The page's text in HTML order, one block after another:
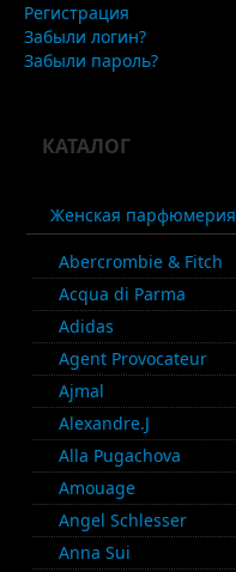
Регистрация
Забыли логин?
Забыли пароль?
КАТАЛОГ
Женская парфюмерия
Abercrombie & Fitch
Acqua di Parma
Adidas
Agent Provocateur
Ajmal
Alexandre.J
Alla Pugachova
Amouage
Angel Schlesser
Anna Sui